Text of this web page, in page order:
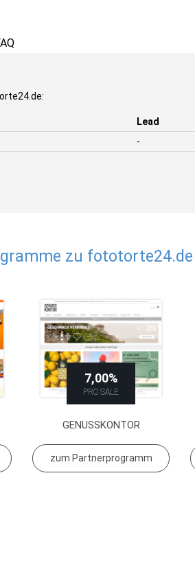
Lead
-
zu fototorte24.de
7,00%
PRO SALE
GENUSSKONTOR
zum Partnerprogramm